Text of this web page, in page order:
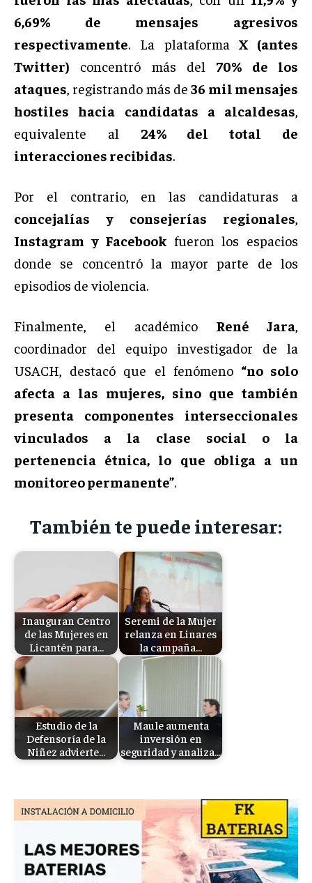
6,69% de mensajes agresivos
respectivamente. La plataformaX (antes
Twitter) concentró más del 70% de los
ataques , registrando más de36 mil mensajes
hostiles hacia candidatas a alcaldesas
equivalente al 24% del total de
interacciones recibidas.
Por el contrario, en las candidaturas a
concejalías y consejerías regionales
Instagram y Facebook fueron los espacios
donde se concentró la mayor parte de los
episodios de violencia.
Finalmente, el académico René Jara
coordinador del equipo investigador de la
USACH, destacó que el fenómeno “no solo
afecta a las mujeres, sino que también
presenta componentes interseccionales
vinculados a la clase social o la
pertenencia étnica, lo que obliga a un
monitoreo permanente”.
También te puede interesar:
Inauguran Centro
de las Mujeres en
Licantén para…
Seremi de la Mujer
relanza en Linares
la campaña…
Estudio de la
Defensoría de la
Niñez advierte…
Maule aumenta
inversión en
seguridad y analiza…